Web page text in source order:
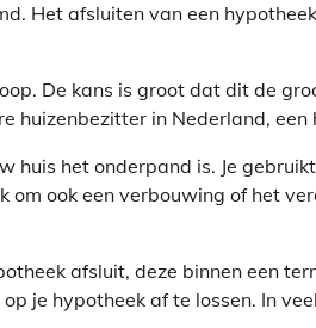
Het afsluiten van een
De kans is groot dat dit de
huizenbezitter in Nederland, een
huis het onderpand is. Je
ook een verbouwing of het
afsluit, deze binnen een
je hypotheek af te lossen. In